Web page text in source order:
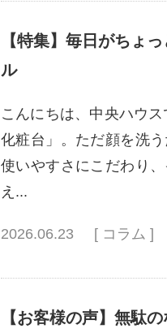
【特集】毎日がちょ
ル
こんにちは、中央ハウ
化粧台」。ただ顔を洗
使いやすさにこだわり
え...
2026.06.23 [ コラム ]
【お客様の声】無駄